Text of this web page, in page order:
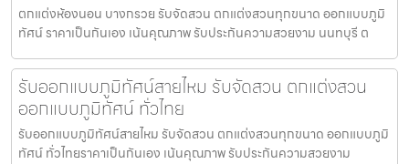
ตกแต่งห้องนอน บางกรวย รับจัดสวน ตกแต่งสวนทุกขนาด ออกแบบภูมิ
ทัศน์ ราคาเป็นกันเอง เน้นคุณภาพ รับประกันความสวยงาม นนทบุรี ต
รับออกแบบภูมิทัศน์สายไหม รับจัดสวน ตกแต่งสวน
ออกแบบภูมิทัศน์ ทั่วไทย
รับออกแบบภูมิทัศน์สายไหม รับจัดสวน ตกแต่งสวนทุกขนาด ออกแบบภูมิ
ทัศน์ ทั่วไทยราคาเป็นกันเอง เน้นคุณภาพ รับประกันความสวยงาม